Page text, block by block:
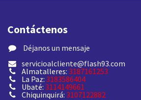
Contáctenos
​ Déjanos un mensaje
servicioalcliente@flash93.com
Almatalleres: 3187161253
La Paz: 3183586404
Ubaté: 3114149661
Chiquinquirá: 3107122882